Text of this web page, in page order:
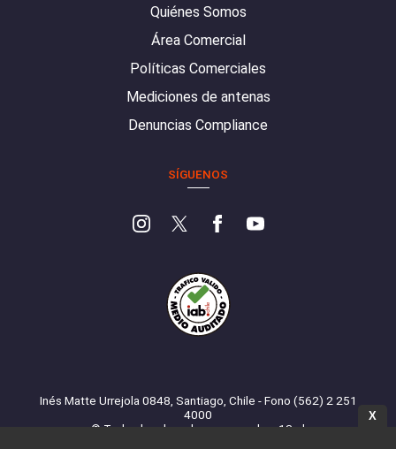
Quiénes Somos
Área Comercial
Políticas Comerciales
Mediciones de antenas
Denuncias Compliance
SÍGUENOS
Inés Matte Urrejola 0848, Santiago, Chile - Fono (562) 2 251
4000
© Todos los derechos reservados. 13.cl
X